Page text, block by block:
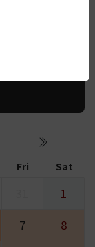
Fri Sat
1
7
8